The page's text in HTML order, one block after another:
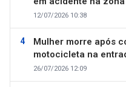
12/07/2026 10:38
Mulher morre após
motocicleta na
26/07/2026 12:09